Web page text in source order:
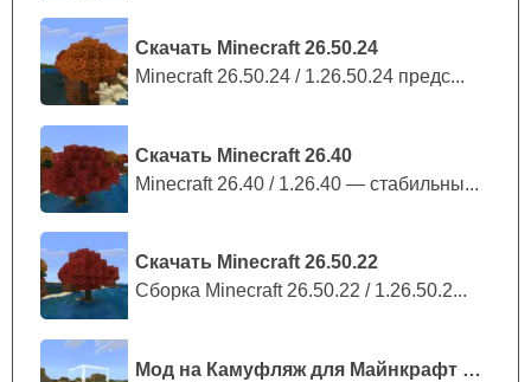
Скачать Minecraft 26.50.24
Minecraft 26.50.24 / 1.26.50.24 предс...
Скачать Minecraft 26.40
Minecraft 26.40 / 1.26.40 — стабильны...
Скачать Minecraft 26.50.22
Сборка Minecraft 26.50.22 / 1.26.50.2...
Мод на Камуфляж для Майнкрафт ПЕ